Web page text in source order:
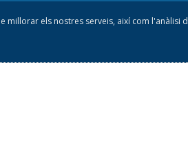
els nostres serveis, així com l'anàlisi